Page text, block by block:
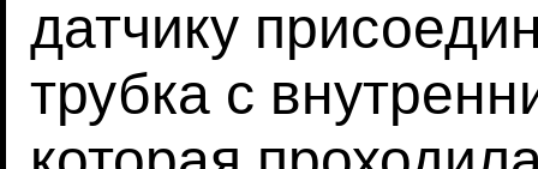
датчику
трубка с